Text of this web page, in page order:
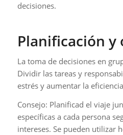
decisiones.
Planificación y
La toma de decisiones en
Dividir las tareas y
estrés y aumentar la
Consejo: Planificad el viaje
específicas a cada persona
intereses. Se pueden utilizar